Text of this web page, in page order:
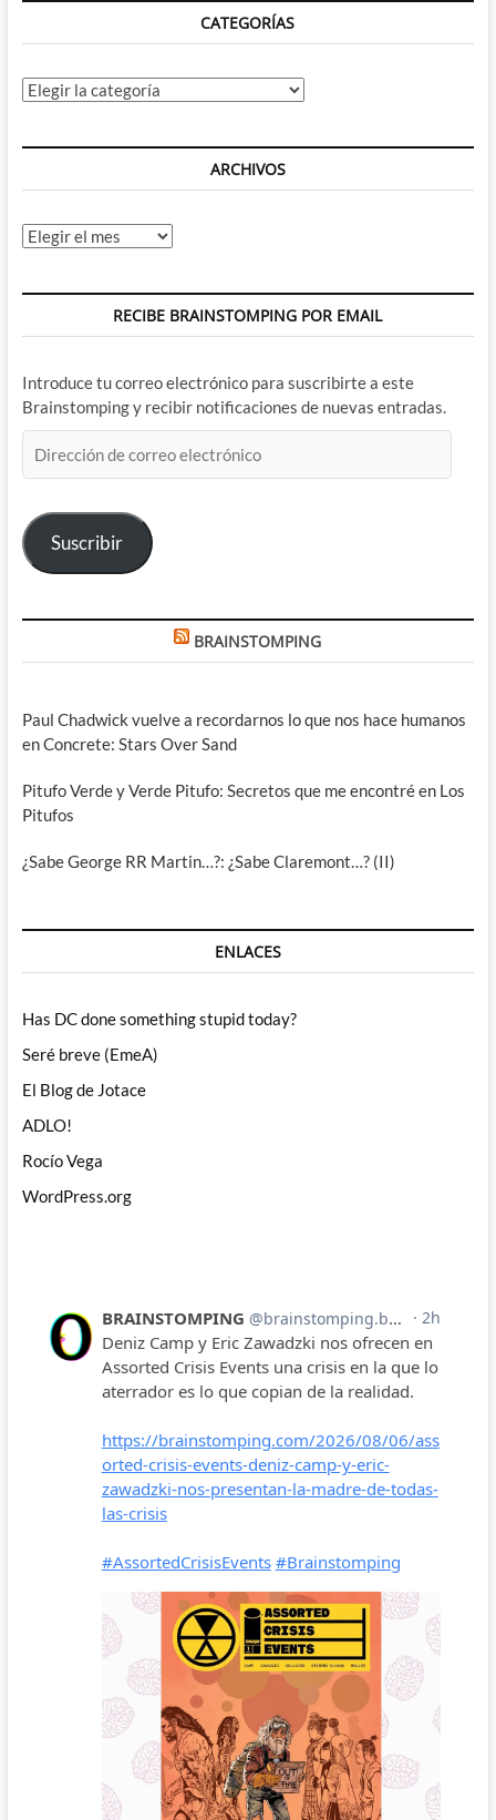
CATEGORÍAS
Categorías
ARCHIVOS
Archivos
RECIBE BRAINSTOMPING POR EMAIL
Introduce tu correo electrónico para suscribirte a este
Brainstomping y recibir notificaciones de nuevas entradas.
de
electrónico
Suscribir
BRAINSTOMPING
Paul Chadwick vuelve a recordarnos lo que nos hace humanos
en Concrete: Stars Over Sand
Pitufo Verde y Verde Pitufo: Secretos que me encontré en Los
Pitufos
¿Sabe George RR Martin…?: ¿Sabe Claremont…? (II)
ENLACES
Has DC done something stupid today?
Seré breve (EmeA)
El Blog de Jotace
ADLO!
Rocío Vega
WordPress.org